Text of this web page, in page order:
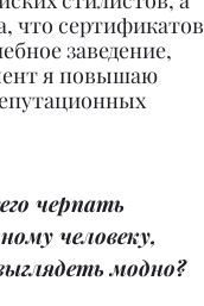
что сертификатов
заведение,
я повышаю
черпать
человеку,
модно?